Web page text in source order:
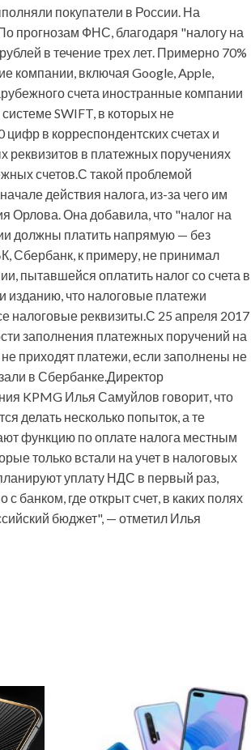
покупатели в России. На
прогнозам ФНС, благодаря "налогу на
в течение трех лет. Примерно 70%
компании, включая Google, Apple,
счета иностранные компании
SWIFT, в которых не
в корреспондентских счетах и
реквизитов в платежных поручениях
счетов.С такой проблемой
действия налога, из-за чего им
Орлова. Она добавила, что "налог на
должны платить напрямую — без
Сбербанк, к примеру, не принимал
пытавшейся оплатить налог со счета в
изданию, что налоговые платежи
налоговые реквизиты.С 25 апреля 2017
заполнения платежных поручений на
приходят платежи, если заполнены не
в Сбербанке.Директор
KPMG Илья Самуйлов говорит, что
делать несколько попыток, а те
функцию по оплате налога местным
только встали на учет в налоговых
уплату НДС в первый раз,
банком, где открыт счет, в каких полях
бюджет", — отметил Илья